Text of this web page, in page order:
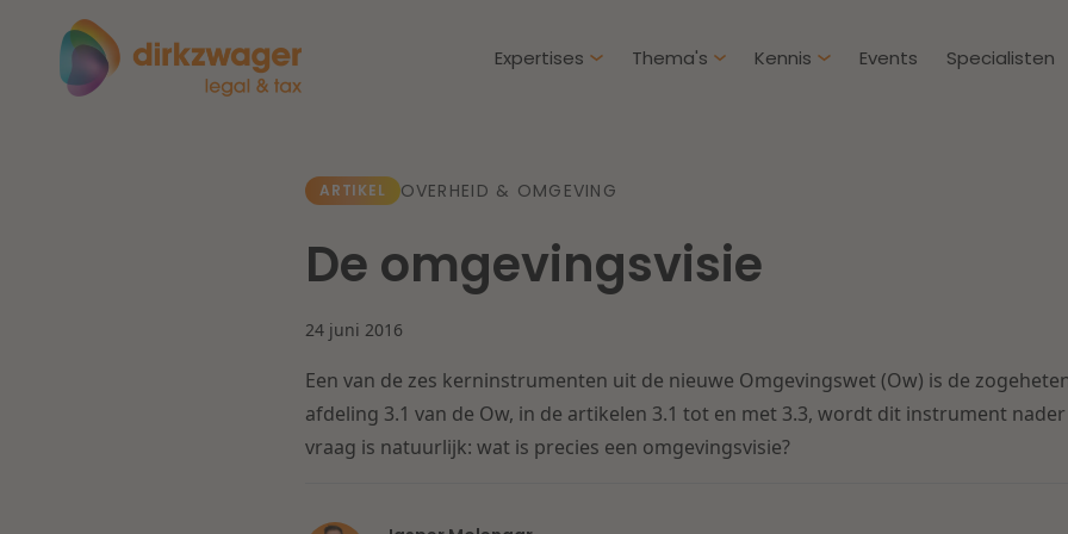
Expertises
IE & Innovatie
Zorg & Sociaal domein
Thema's
Dichtbij een
Lees meer Lees meer
Kennis Events Specialisten
ARTIKEL OVERHEID & OMGEVING
De omgevingsvisie
24 juni 2016
Een van de zes kerninstrumenten uit de nieuwe Omgevingswet (Ow) is de zogeheten
afdeling 3.1 van de Ow, in de artikelen 3.1 tot en met 3.3, wordt dit instrument
vraag is natuurlijk: wat is precies een omgevingsvisie?